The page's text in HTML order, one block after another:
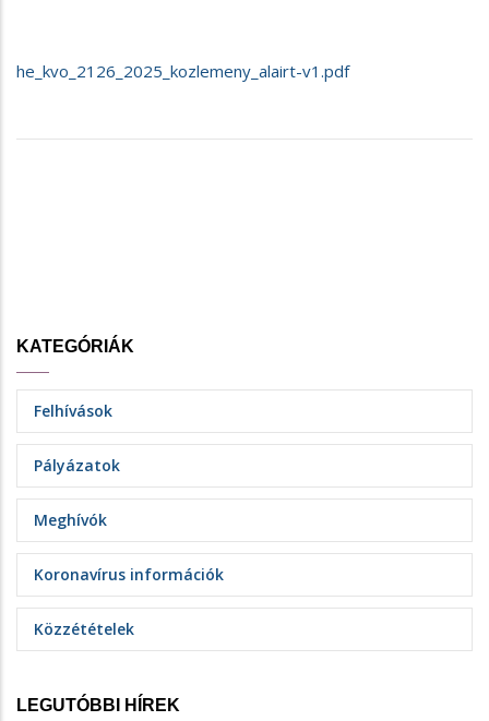
he_kvo_2126_2025_kozlemeny_alairt-v1.pdf
KATEGÓRIÁK
Felhívások
Pályázatok
Meghívók
Koronavírus információk
Közzétételek
LEGUTÓBBI HÍREK